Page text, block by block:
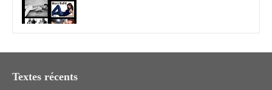
Textes récents